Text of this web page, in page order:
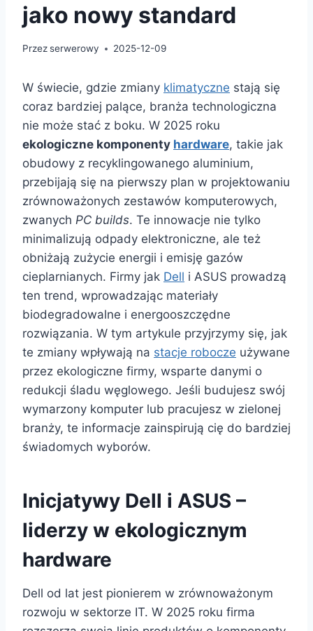
jako nowy standard
Przezserwerowy 2025-12-09
W świecie, gdzie zmiany klimatyczne stają się
coraz bardziej palące, branża technologiczna
nie może stać z boku. W 2025 roku
ekologiczne komponenty hardware, takie jak
obudowy z recyklingowanego aluminium,
przebijają się na pierwszy plan w projektowaniu
zrównoważonych zestawów komputerowych,
zwanych PC builds. Te innowacje nie tylko
minimalizują odpady elektroniczne, ale też
obniżają zużycie energii i emisję gazów
cieplarnianych. Firmy jak Dell i ASUS prowadzą
ten trend, wprowadzając materiały
biodegradowalne i energooszczędne
rozwiązania. W tym artykule przyjrzymy się, jak
te zmiany wpływają na stacje robocze używane
przez ekologiczne firmy, wsparte danymi o
redukcji śladu węglowego. Jeśli budujesz swój
wymarzony komputer lub pracujesz w zielonej
branży, te informacje zainspirują cię do bardziej
świadomych wyborów.
Inicjatywy Dell i ASUS –
liderzy w ekologicznym
hardware
Dell od lat jest pionierem w zrównoważonym
rozwoju w sektorze IT. W 2025 roku firma